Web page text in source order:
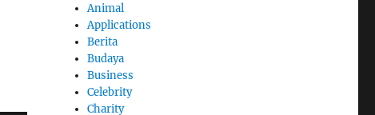
Animal
Applications
Berita
Budaya
Business
Celebrity
Charity